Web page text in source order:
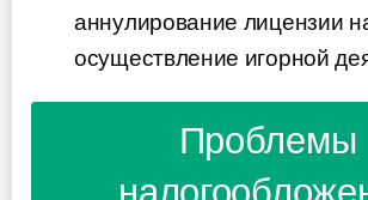
аннулирование лицензии
осуществление игорной
Проблемы